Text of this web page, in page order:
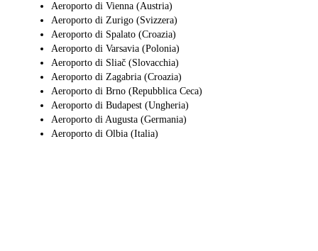
Aeroporto di Vienna (Austria)
Aeroporto di Zurigo (Svizzera)
Aeroporto di Spalato (Croazia)
Aeroporto di Varsavia (Polonia)
Aeroporto di Sliač (Slovacchia)
Aeroporto di Zagabria (Croazia)
Aeroporto di Brno (Repubblica Ceca)
Aeroporto di Budapest (Ungheria)
Aeroporto di Augusta (Germania)
Aeroporto di Olbia (Italia)